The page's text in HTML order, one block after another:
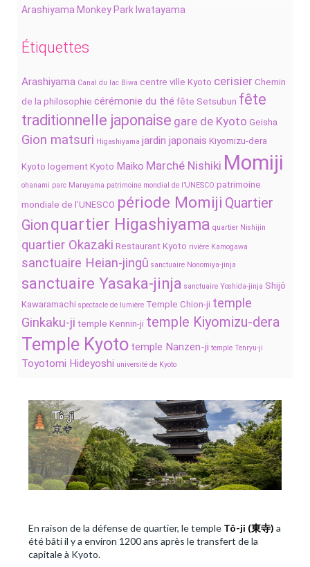
Arashiyama Monkey Park Iwatayama
Étiquettes
Arashiyama Canal du lac Biwa centre ville Kyoto cerisier Chemin
de la philosophie cérémonie du thé fête Setsubun fête
traditionnelle japonaise gare de Kyoto Geisha
Gion matsuri Higashiyama jardin japonais Kiyomizu-dera
Kyoto logement Kyoto Maiko Marché Nishiki Momiji
ohanami parc Maruyama patrimoine mondial de l’UNESCO patrimoine
mondiale de l’UNESCO période Momiji Quartier
Gion quartier Higashiyama quartier Nishijin
quartier Okazaki Restaurant Kyoto rivière Kamogawa
sanctuaire Heian-jingû sanctuaire Nonomiya-jinja
sanctuaire Yasaka-jinja sanctuaire Yoshida-jinja Shijô
Kawaramachi spectacle de lumière Temple Chion-ji temple
Ginkaku-ji temple Kennin-ji temple Kiyomizu-dera
Temple Kyoto temple Nanzen-ji temple Tenryu-ji
Toyotomi Hideyoshi université de Kyoto
En raison de la défense de quartier, le temple Tô-ji (東寺) a
été bâti il y a environ 1200 ans après le transfert de la
capitale à Kyoto.